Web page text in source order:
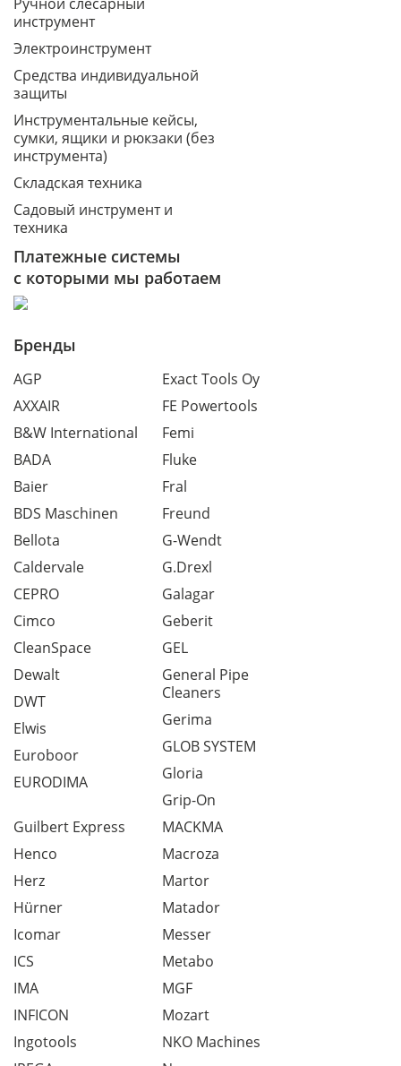
инструмент
Электроинструмент
Средства индивидуальной
защиты
Инструментальные кейсы,
сумки, ящики и рюкзаки (без
инструмента)
Складская техника
Садовый инструмент и
техника
Платежные системы
с которыми мы работаем
Бренды
AGP
AXXAIR
B&W International
BADA
Baier
BDS Maschinen
Bellota
Caldervale
CEPRO
Cimco
CleanSpace
Dewalt
DWT
Elwis
Euroboor
EURODIMA
Exact Tools Oy
FE Powertools
Femi
Fluke
Fral
Freund
G-Wendt
G.Drexl
Galagar
Geberit
GEL
General Pipe
Cleaners
Gerima
GLOB SYSTEM
Gloria
Grip-On
Guilbert Express
Henco
Herz
Hürner
Icomar
ICS
IMA
INFICON
Ingotools
MACKMA
Macroza
Martor
Matador
Messer
Metabo
MGF
Mozart
NKO Machines